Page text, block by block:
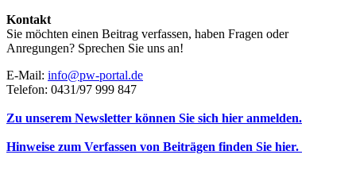
Kontakt
Sie möchten einen Beitrag verfassen, haben Fragen oder
Anregungen? Sprechen Sie uns an!
E-Mail: info@pw-portal.de
Telefon: 0431/97 999 847
Zu unserem Newsletter können Sie sich hier anmelden.
Hinweise zum Verfassen von Beiträgen finden Sie hier.